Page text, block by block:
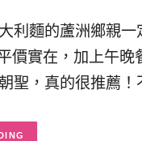
利麵的蘆洲鄉親
價實在，加上午
聖，真的很推薦